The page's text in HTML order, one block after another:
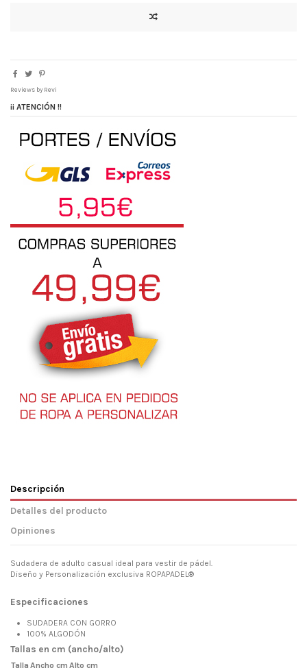
Reviews by Revi
¡¡ ATENCIÓN !!
Descripción
Detalles del producto
Opiniones
Sudadera de adulto casual ideal para vestir de pádel.
Diseño y Personalización exclusiva ROPAPADEL®
Especificaciones
SUDADERA CON GORRO
100% ALGODÓN
Tallas en cm (ancho/alto)
Talla Ancho cm Alto cm